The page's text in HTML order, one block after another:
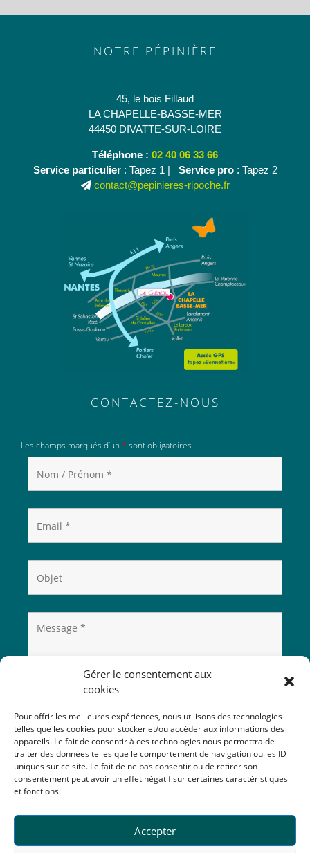
Gérer le consentement aux
cookies
Pour offrir les meilleures expériences, nous utilisons des technologies
telles que les cookies pour stocker et/ou accéder aux informations des
appareils. Le fait de consentir à ces technologies nous permettra de
traiter des données telles que le comportement de navigation ou les ID
uniques sur ce site. Le fait de ne pas consentir ou de retirer son
consentement peut avoir un effet négatif sur certaines caractéristiques
et fonctions.
Accepter
NOTRE PÉPINIÈRE
45, le bois Fillaud
LA CHAPELLE-BASSE-MER
44450 DIVATTE-SUR-LOIRE
Téléphone : 02 40 06 33 66
Service particulier: Tapez 1 | Service pro: Tapez 2
contact@pepinieres-ripoche.fr
CONTACTEZ-NOUS
Les champs marqués d’un * sont obligatoires